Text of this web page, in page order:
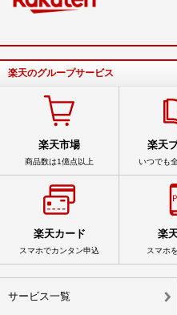
楽天のグループサービス
楽天市場
商品数は1億点以上
楽天
いつでも
楽天カード
スマホでカンタン申込
楽
スマホ
サービス一覧